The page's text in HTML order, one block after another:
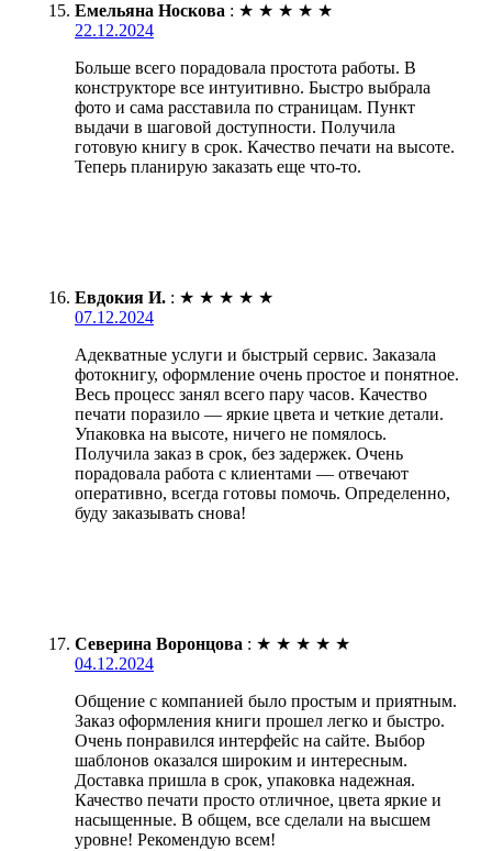
Емельяна Носкова : ★ ★ ★ ★ ★
22.12.2024
Больше всего порадовала простота работы. В
конструкторе все интуитивно. Быстро выбрала
фото и сама расставила по страницам. Пункт
выдачи в шаговой доступности. Получила
готовую книгу в срок. Качество печати на высоте.
Теперь планирую заказать еще что-то.
Евдокия И. : ★ ★ ★ ★ ★
07.12.2024
Адекватные услуги и быстрый сервис. Заказала
фотокнигу, оформление очень простое и понятное.
Весь процесс занял всего пару часов. Качество
печати поразило — яркие цвета и четкие детали.
Упаковка на высоте, ничего не помялось.
Получила заказ в срок, без задержек. Очень
порадовала работа с клиентами — отвечают
оперативно, всегда готовы помочь. Определенно,
буду заказывать снова!
Северина Воронцова : ★ ★ ★ ★ ★
04.12.2024
Общение с компанией было простым и приятным.
Заказ оформления книги прошел легко и быстро.
Очень понравился интерфейс на сайте. Выбор
шаблонов оказался широким и интересным.
Доставка пришла в срок, упаковка надежная.
Качество печати просто отличное, цвета яркие и
насыщенные. В общем, все сделали на высшем
уровне! Рекомендую всем!